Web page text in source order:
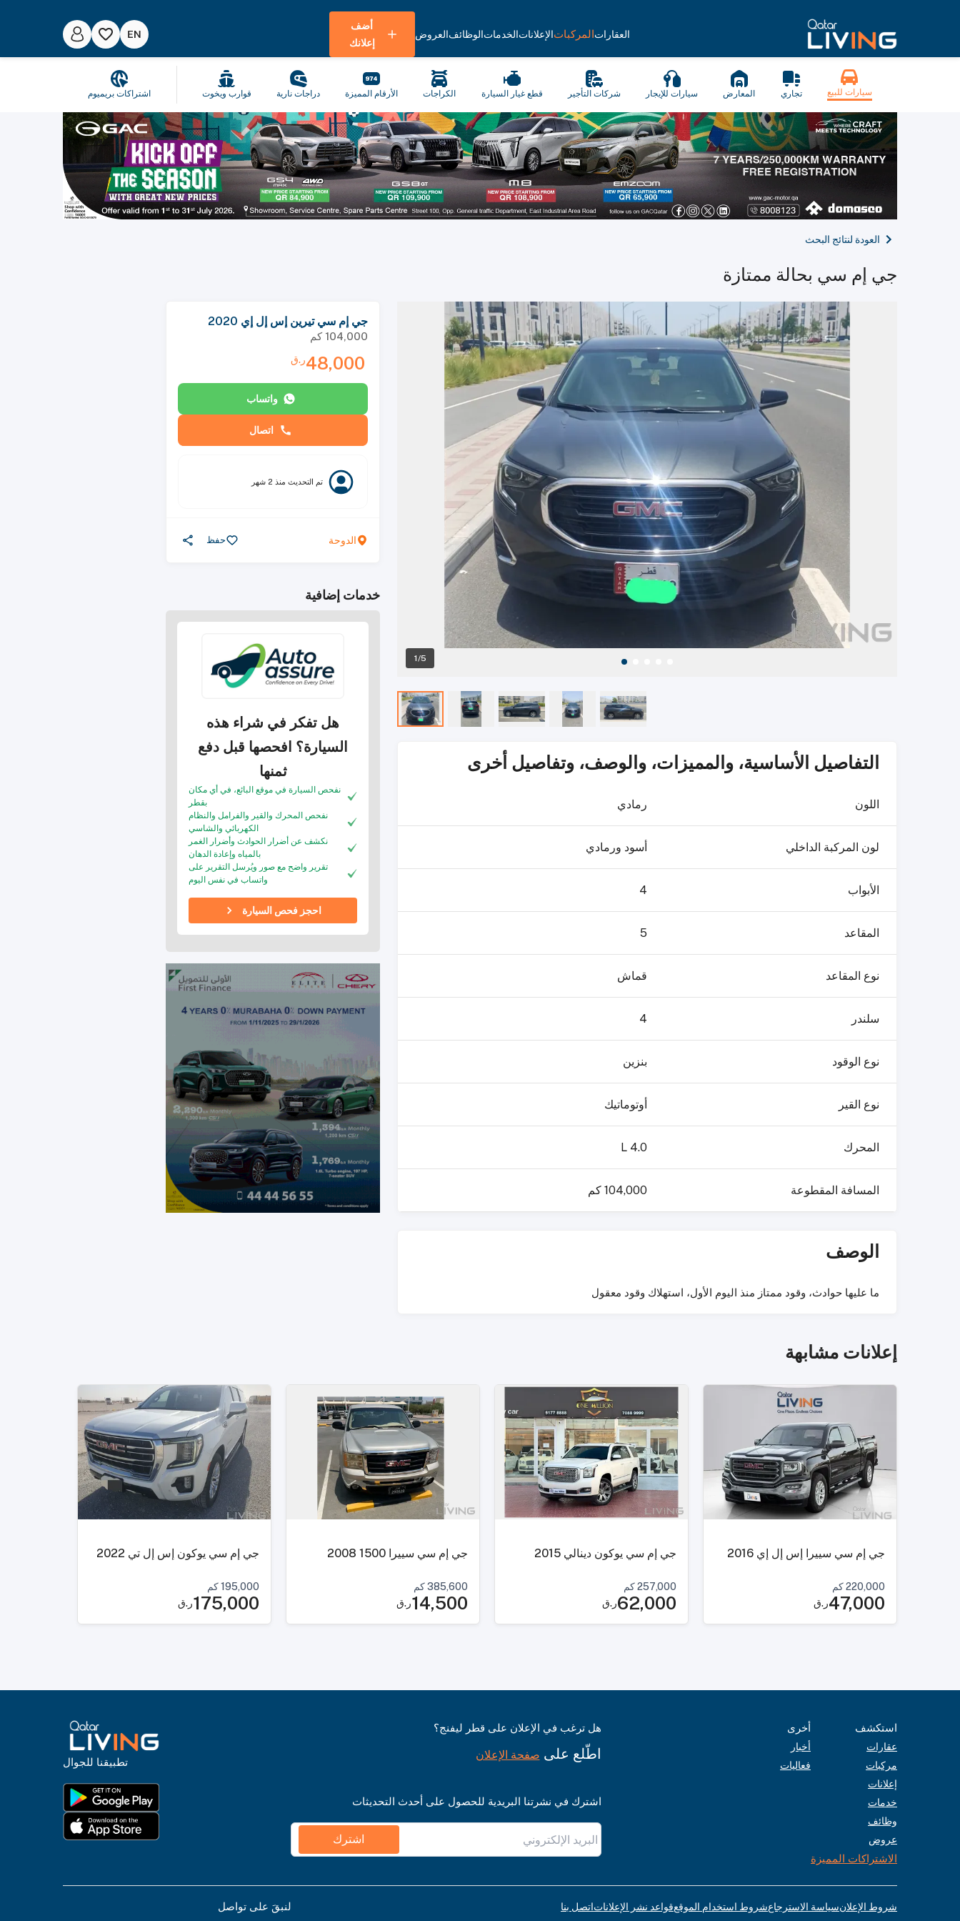
العقاراتالمركباتالإعلاناتالخدماتالوظائفالعروض
أضف
إعلانك
سيارات للبيع تجاري المعارض سيارات للإيجار شركات التأجير قطع غيار السيارة الكراجات الأرقام المميزة دراجات نارية قوارب ويخوت اشتراكات بريميوم
العودة لنتائج البحث
جي إم سي بحالة ممتازة
1/5
التفاصيل الأساسية، والمميزات، والوصف، وتفاصيل أخرى
اللون رمادي
لون المركبة الداخلي أسود ورمادي
الأبواب 4
المقاعد 5
نوع المقاعد قماش
سلندر 4
نوع الوقود بنزين
نوع القير أوتوماتيك
المحرك 4.0 L
المسافة المقطوعة 104,000 كم
الوصف
ما عليها حوادث، وقود ممتاز منذ اليوم الأول، استهلاك وقود معقول
جي إم سي تيرين إس إل إي 2020
104,000 كم
48,000ر.ق
اتصال
واتساب
تم التحديث منذ 2 شهر
الدوحة حفظ
خدمات إضافية
هل تفكر في شراء هذه
السيارة؟ افحصها قبل دفع
ثمنها
نفحص السيارة في موقع البائع، في أي مكان
بقطر
نفحص المحرك والقير والفرامل والنظام
الكهربائي والشاسي
نكشف عن أضرار الحوادث وأضرار الغمر
بالمياه وإعادة الدهان
تقرير واضح مع صور ويُرسل التقرير على
واتساب في نفس اليوم
احجز فحص السيارة
إعلانات مشابهة
جي إم سي سييرا إس إل إي 2016
220,000كم
47,000ر.ق
جي إم سي يوكون دينالي 2015
257,000كم
62,000ر.ق
جي إم سي سييرا 1500 2008
385,600كم
14,500ر.ق
جي إم سي يوكون إس إل تي 2022
195,000كم
175,000ر.ق
استكشف
عقارات
مركبات
إعلانات
خدمات
وظائف
عروض
الاشتراكات المميزة
أخرى
أخبار
فعاليات
هل ترغب في الإعلان على قطر ليفنج؟
اطّلع على صفحة الإعلان
اشترك في نشرتنا البريدية للحصول على أحدث التحديثات
اشترك
تطبيقنا للجوال
شروط الإعلانسياسة الاسترجاعشروط استخدام الموقعقواعد نشر الإعلاناتاتصل بنا لنبقَ على تواصل